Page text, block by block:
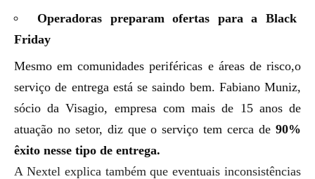
Operadoras preparam ofertas para a Black
Friday
Mesmo em comunidades periféricas e áreas de risco,o
serviço de entrega está se saindo bem. Fabiano Muniz,
sócio da Visagio, empresa com mais de 15 anos de
atuação no setor, diz que o serviço tem cerca de 90%
êxito nesse tipo de entrega.
A Nextel explica também que eventuais inconsistências